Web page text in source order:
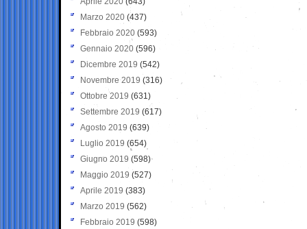
Marzo 2020 (437)
Febbraio 2020 (593)
Gennaio 2020 (596)
Dicembre 2019 (542)
Novembre 2019 (316)
Ottobre 2019 (631)
Settembre 2019 (617)
Agosto 2019 (639)
Luglio 2019 (654)
Giugno 2019 (598)
Maggio 2019 (527)
Aprile 2019 (383)
Marzo 2019 (562)
Febbraio 2019 (598)